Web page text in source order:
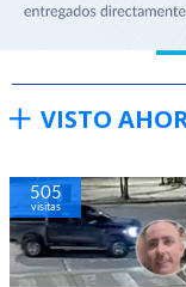
VISTO
505
visitas